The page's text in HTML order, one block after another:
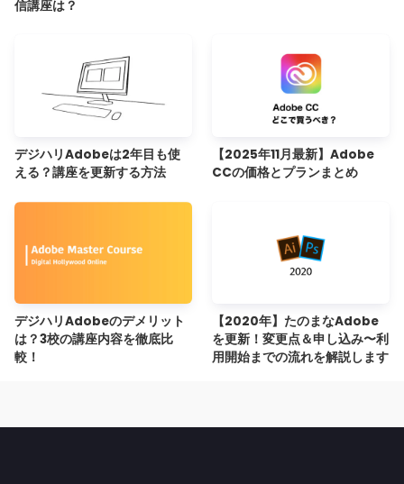
信講座は？
デジハリAdobeは2年目も使
える？講座を更新する方法
【2025年11月最新】Adobe
CCの価格とプランまとめ
デジハリAdobeのデメリット
は？3校の講座内容を徹底比
較！
【2020年】たのまなAdobe
を更新！変更点＆申し込み〜利
用開始までの流れを解説します